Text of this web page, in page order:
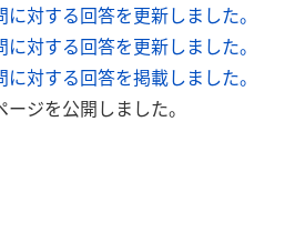
に対する回答を更新しました。
に対する回答を更新しました。
に対する回答を掲載しました。
ジを公開しました。